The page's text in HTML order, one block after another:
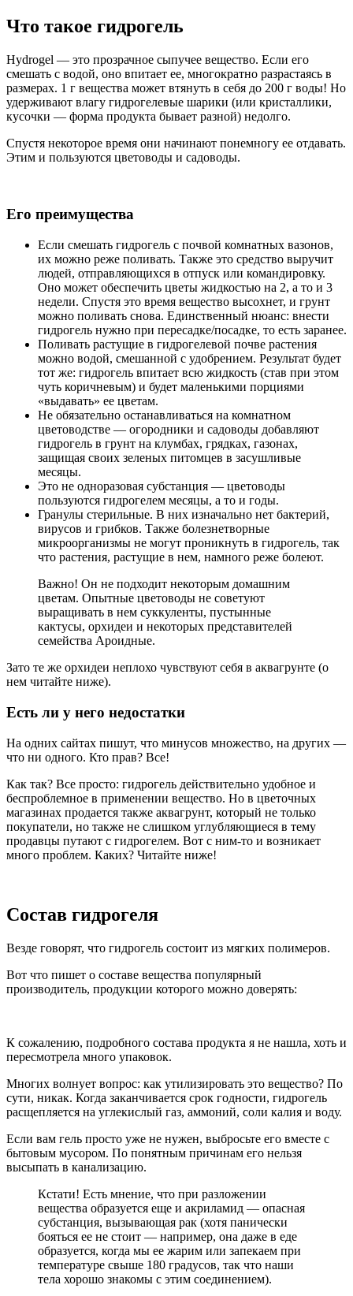
Что такое гидрогель
Hydrogel — это прозрачное сыпучее вещество. Если его
смешать с водой, оно впитает ее, многократно разрастаясь в
размерах. 1 г вещества может втянуть в себя до 200 г воды! Но
удерживают влагу гидрогелевые шарики (или кристаллики,
кусочки — форма продукта бывает разной) недолго.
Спустя некоторое время они начинают понемногу ее отдавать.
Этим и пользуются цветоводы и садоводы.
Его преимущества
Если смешать гидрогель с почвой комнатных вазонов,
их можно реже поливать. Также это средство выручит
людей, отправляющихся в отпуск или командировку.
Оно может обеспечить цветы жидкостью на 2, а то и 3
недели. Спустя это время вещество высохнет, и грунт
можно поливать снова. Единственный нюанс: внести
гидрогель нужно при пересадке/посадке, то есть заранее.
Поливать растущие в гидрогелевой почве растения
можно водой, смешанной с удобрением. Результат будет
тот же: гидрогель впитает всю жидкость (став при этом
чуть коричневым) и будет маленькими порциями
«выдавать» ее цветам.
Не обязательно останавливаться на комнатном
цветоводстве — огородники и садоводы добавляют
гидрогель в грунт на клумбах, грядках, газонах,
защищая своих зеленых питомцев в засушливые
месяцы.
Это не одноразовая субстанция — цветоводы
пользуются гидрогелем месяцы, а то и годы.
Гранулы стерильные. В них изначально нет бактерий,
вирусов и грибков. Также болезнетворные
микроорганизмы не могут проникнуть в гидрогель, так
что растения, растущие в нем, намного реже болеют.
Важно! Он не подходит некоторым домашним
цветам. Опытные цветоводы не советуют
выращивать в нем суккуленты, пустынные
кактусы, орхидеи и некоторых представителей
семейства Ароидные.
Зато те же орхидеи неплохо чувствуют себя в аквагрунте (о
нем читайте ниже).
Есть ли у него недостатки
На одних сайтах пишут, что минусов множество, на других —
что ни одного. Кто прав? Все!
Как так? Все просто: гидрогель действительно удобное и
беспроблемное в применении вещество. Но в цветочных
магазинах продается также аквагрунт, который не только
покупатели, но также не слишком углубляющиеся в тему
продавцы путают с гидрогелем. Вот с ним-то и возникает
много проблем. Каких? Читайте ниже!
Состав гидрогеля
Везде говорят, что гидрогель состоит из мягких полимеров.
Вот что пишет о составе вещества популярный
производитель, продукции которого можно доверять:
К сожалению, подробного состава продукта я не нашла, хоть и
пересмотрела много упаковок.
Многих волнует вопрос: как утилизировать это вещество? По
сути, никак. Когда заканчивается срок годности, гидрогель
расщепляется на углекислый газ, аммоний, соли калия и воду.
Если вам гель просто уже не нужен, выбросьте его вместе с
бытовым мусором. По понятным причинам его нельзя
высыпать в канализацию.
Кстати! Есть мнение, что при разложении
вещества образуется еще и акриламид — опасная
субстанция, вызывающая рак (хотя панически
бояться ее не стоит — например, она даже в еде
образуется, когда мы ее жарим или запекаем при
температуре свыше 180 градусов, так что наши
тела хорошо знакомы с этим соединением).